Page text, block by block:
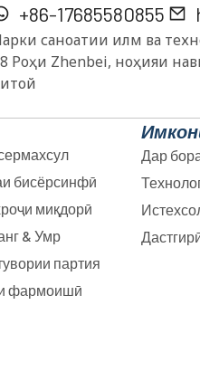
+86-17685580855
саноатии илм ва
Роҳи Zhenbei, ноҳияи
бисёрсинфӣ
миқдорӣ
& Умр
партия
фармоишӣ
Дар